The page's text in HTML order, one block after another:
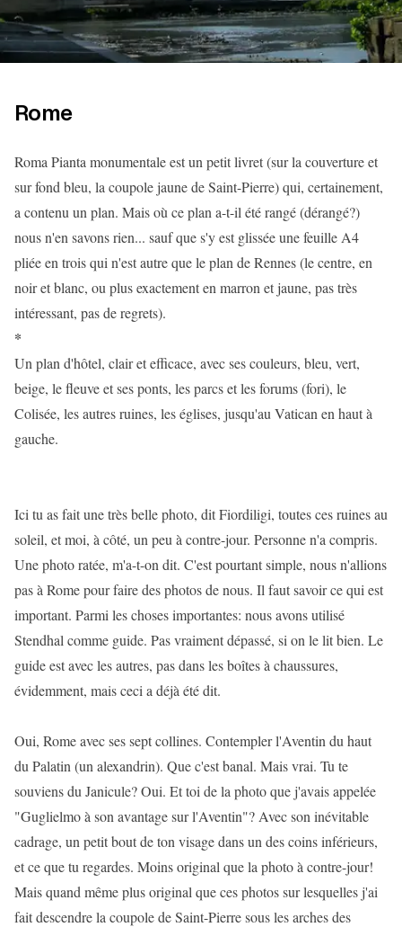
Rome
Roma Pianta monumentale est un petit livret (sur la couverture et
sur fond bleu, la coupole jaune de Saint-Pierre) qui, certainement,
a contenu un plan. Mais où ce plan a-t-il été rangé (dérangé?)
nous n'en savons rien... sauf que s'y est glissée une feuille A4
pliée en trois qui n'est autre que le plan de Rennes (le centre, en
noir et blanc, ou plus exactement en marron et jaune, pas très
intéressant, pas de regrets).
*
Un plan d'hôtel, clair et efficace, avec ses couleurs, bleu, vert,
beige, le fleuve et ses ponts, les parcs et les forums (fori), le
Colisée, les autres ruines, les églises, jusqu'au Vatican en haut à
gauche.
Ici tu as fait une très belle photo, dit Fiordiligi, toutes ces ruines au
soleil, et moi, à côté, un peu à contre-jour. Personne n'a compris.
Une photo ratée, m'a-t-on dit. C'est pourtant simple, nous n'allions
pas à Rome pour faire des photos de nous. Il faut savoir ce qui est
important. Parmi les choses importantes: nous avons utilisé
Stendhal comme guide. Pas vraiment dépassé, si on le lit bien. Le
guide est avec les autres, pas dans les boîtes à chaussures,
évidemment, mais ceci a déjà été dit.
Oui, Rome avec ses sept collines. Contempler l'Aventin du haut
du Palatin (un alexandrin). Que c'est banal. Mais vrai. Tu te
souviens du Janicule? Oui. Et toi de la photo que j'avais appelée
"Guglielmo à son avantage sur l'Aventin"? Avec son inévitable
cadrage, un petit bout de ton visage dans un des coins inférieurs,
et ce que tu regardes. Moins original que la photo à contre-jour!
Mais quand même plus original que ces photos sur lesquelles j'ai
fait descendre la coupole de Saint-Pierre sous les arches des